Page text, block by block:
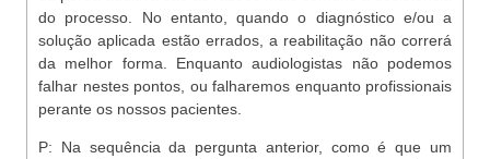
do processo. No entanto, quando o diagnóstico e/ou a
solução aplicada estão errados, a reabilitação não correrá
da melhor forma. Enquanto audiologistas não podemos
falhar nestes pontos, ou falharemos enquanto profissionais
perante os nossos pacientes.
P: Na sequência da pergunta anterior, como é que um